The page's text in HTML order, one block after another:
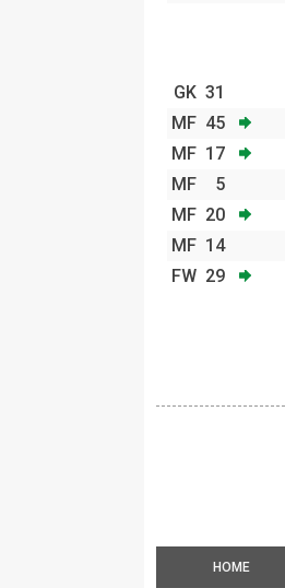
GK 31
MF 45
MF 17
MF 5
MF 20
MF 14
FW 29
HOME